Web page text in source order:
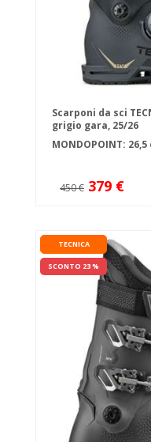
Scarponi da sci
grigio gara, 25/26
MONDOPOINT: 26,5
450 € 379 €
TECNICA
SCONTO 23 %